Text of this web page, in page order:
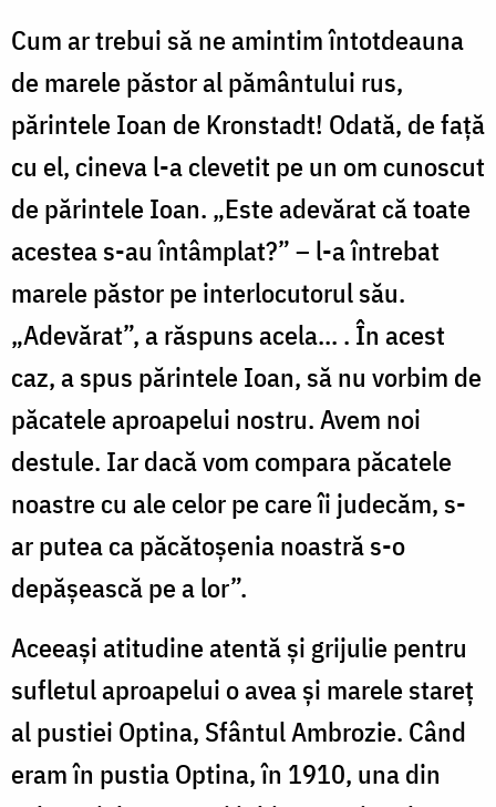
Cum ar trebui să ne amintim întotdeauna
de marele păstor al pământului rus,
părintele Ioan de Kronstadt! Odată, de faţă
cu el, cineva l-a clevetit pe un om cunoscut
de părintele Ioan. „Este adevărat că toate
acestea s-au întâmplat?” – l-a întrebat
marele păstor pe interlocutorul său.
„Adevărat”, a răspuns acela... . În acest
caz, a spus părintele Ioan, să nu vorbim de
păcatele aproapelui nostru. Avem noi
destule. Iar dacă vom compara păcatele
noastre cu ale celor pe care îi judecăm, s-
ar putea ca păcătoşenia noastră s-o
depăşească pe a lor”.
Aceeaşi atitudine atentă şi grijulie pentru
sufletul aproapelui o avea şi marele stareţ
al pustiei Optina, Sfântul Ambrozie. Când
eram în pustia Optina, în 1910, una din